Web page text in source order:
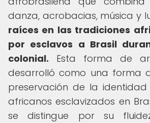
danza, acrobacias, música y
raíces en las tradiciones
por esclavos a Brasil
colonial. Esta forma de
desarrolló como una forma
preservación de la
africanos esclavizados en
se distingue por su